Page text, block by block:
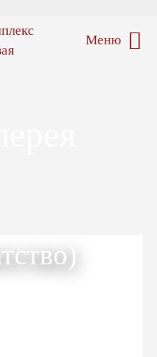
Меню